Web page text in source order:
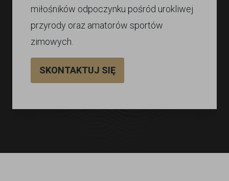
miłośników odpoczynku pośród urokliwej
przyrody oraz amatorów sportów
zimowych.
SKONTAKTUJ SIĘ